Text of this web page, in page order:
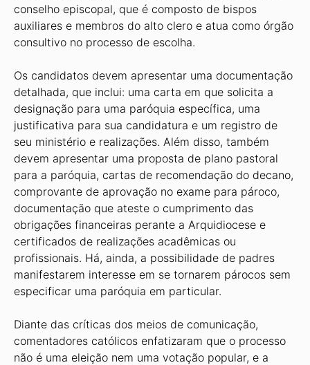
conselho episcopal, que é composto de bispos
auxiliares e membros do alto clero e atua como órgão
con­sultivo no processo de escolha.
Os candidatos devem apresentar uma documentação
detalhada, que inclui: uma carta em que solicita a
designa­ção para uma paróquia específica, uma
justificativa para sua candidatura e um registro de
seu ministério e realizações. Além disso, também
devem apresentar uma proposta de plano pastoral
para a paróquia, cartas de recomendação do decano,
comprovante de aprovação no exame para pároco,
documentação que ateste o cumprimento das
obrigações financeiras perante a Arquidiocese e
certificados de realiza­ções acadêmicas ou
profissionais. Há, ainda, a possibilidade de padres
manifestarem interesse em se tornarem párocos sem
especificar uma paróquia em particular.
Diante das críticas dos meios de comunicação,
comenta­dores católicos enfatizaram que o processo
não é uma elei­ção nem uma votação popular, e a